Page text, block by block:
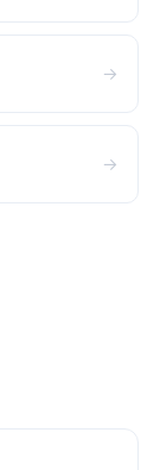
→
→